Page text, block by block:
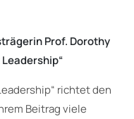
Prof. Dorothy
richtet den
Beitrag viele